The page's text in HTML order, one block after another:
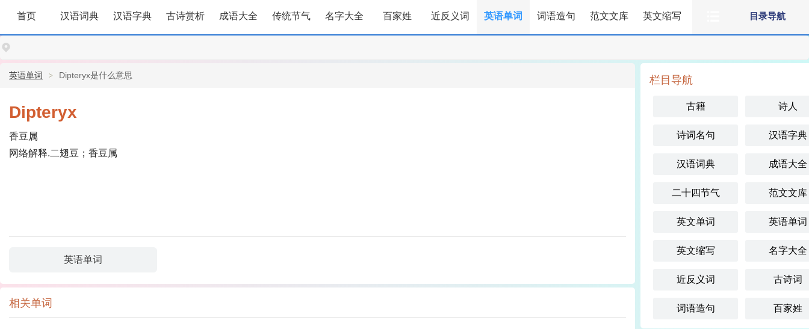
目录导航
首页 汉语词典 汉语字典 古诗赏析 成语大全 传统节气 名字大全 百家姓 近反义词 英语单词 词语造句 范文文库 英文缩写
英语单词 Dipteryx是什么意思
Dipteryx
香豆属
网络解释.二翅豆；香豆属
英语单词
相关单词
栏目导航
古籍 诗人
诗词名句 汉语字典
汉语词典 成语大全
二十四节气 范文文库
英文单词 英语单词
英文缩写 名字大全
近反义词 古诗词
词语造句 百家姓